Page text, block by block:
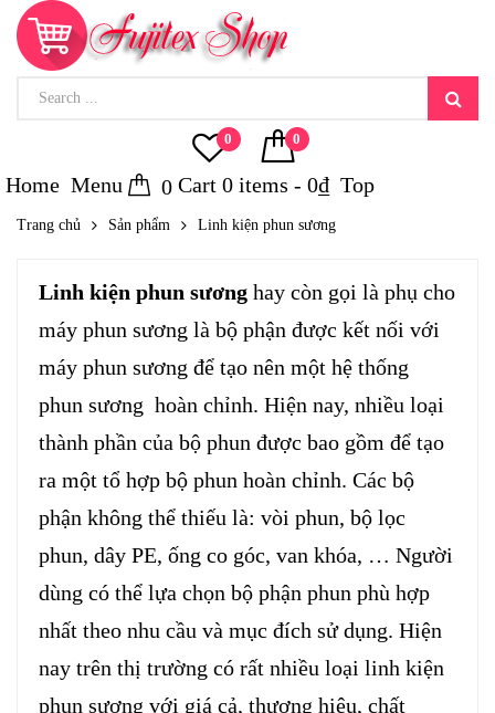
0 0
Home Menu 0 Cart 0 items - 0₫ Top
Trang chủ Sản phẩm Linh kiện phun sương
Linh kiện phun sương hay còn gọi là phụ cho
máy phun sương là bộ phận được kết nối với
máy phun sương để tạo nên một hệ thống
phun sương hoàn chỉnh. Hiện nay, nhiều loại
thành phần của bộ phun được bao gồm để tạo
ra một tổ hợp bộ phun hoàn chỉnh. Các bộ
phận không thể thiếu là: vòi phun, bộ lọc
phun, dây PE, ống co góc, van khóa, … Người
dùng có thể lựa chọn bộ phận phun phù hợp
nhất theo nhu cầu và mục đích sử dụng. Hiện
nay trên thị trường có rất nhiều loại linh kiện
phun sương với giá cả, thương hiệu, chất